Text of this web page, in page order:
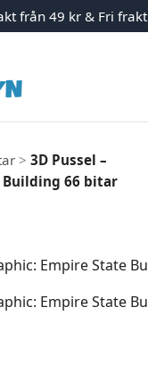
från 49 kr & Fri
> 3D Pussel –
Building 66 bitar